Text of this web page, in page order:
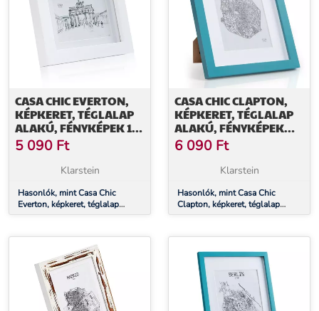
CASA CHIC EVERTON,
KÉPKERET, TÉGLALAP
ALAKÚ, FÉNYKÉPEK 14
X 9 CM, PASZPARTU,
ÜVEG
5 090 Ft
Klarstein
Hasonlók, mint Casa Chic
Everton, képkeret, téglalap
alakú, fényképek 14 x 9 cm,
CASA CHIC CLAPTON,
KÉPKERET, TÉGLALAP
ALAKÚ, FÉNYKÉPEK
24,8 X 19,3 CM,
PASZPARTU, ÜVEG
6 090 Ft
Klarstein
Hasonlók, mint Casa Chic
Clapton, képkeret, téglalap
alakú, fényképek 24,8 x 19,3 cm,